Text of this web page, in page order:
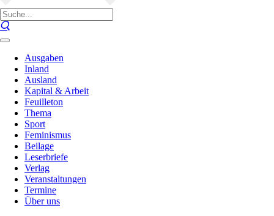
Ausgaben
Inland
Ausland
Kapital & Arbeit
Feuilleton
Thema
Sport
Feminismus
Beilage
Leserbriefe
Verlag
Veranstaltungen
Termine
Über uns